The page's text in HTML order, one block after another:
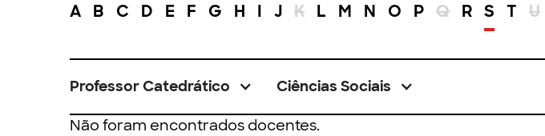
A B C D E F G H I J K L M N O P Q R S T U
Professor Catedrático Ciências Sociais
Não foram encontrados docentes.